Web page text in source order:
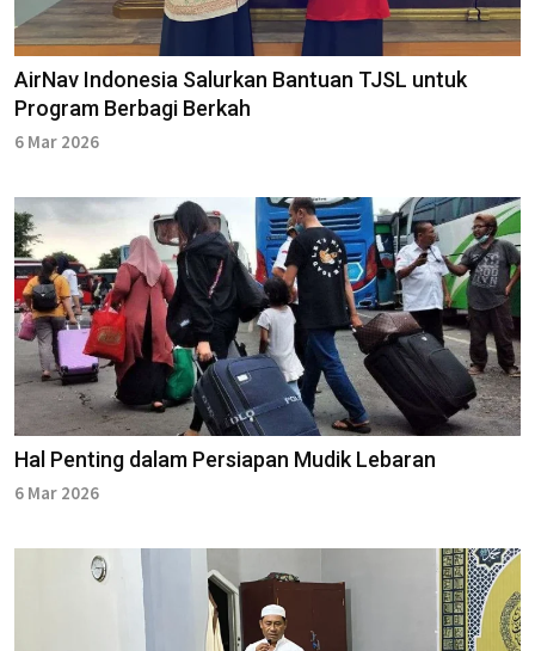
AirNav Indonesia Salurkan Bantuan TJSL untuk
Program Berbagi Berkah
6 Mar 2026
Hal Penting dalam Persiapan Mudik Lebaran
6 Mar 2026